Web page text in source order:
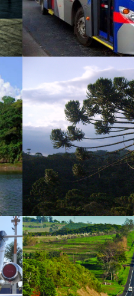
Parque Estadual
(PECJ) e Parque
Concessão de
(Piracicaba-